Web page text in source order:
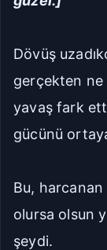
Dövüş
gerçekten ne
yavaş fark
gücünü
Bu,
olursa olsun
şeydi.